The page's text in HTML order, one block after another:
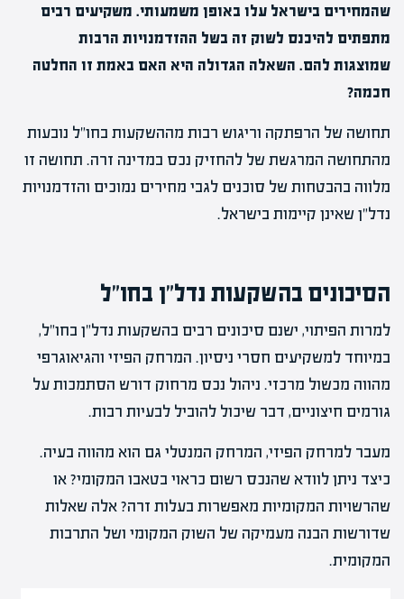
שהמחירים בישראל עלו באופן משמעותי. משקיעים רבים
מתפתים להיכנס לשוק זה בשל ההזדמנויות הרבות
שמוצגות להם. השאלה הגדולה היא האם באמת זו החלטה
חכמה?
תחושה של הרפתקה וריגוש רבות מההשקעות בחו"ל נובעות
מהתחושה המרגשת של להחזיק נכס במדינה זרה. תחושה זו
מלווה בהבטחות של סוכנים לגבי מחירים נמוכים והזדמנויות
נדל"ן שאינן קיימות בישראל.
הסיכונים בהשקעות נדל"ן בחו"ל
למרות הפיתוי, ישנם סיכונים רבים בהשקעות נדל"ן בחו"ל,
במיוחד למשקיעים חסרי ניסיון. המרחק הפיזי והגיאוגרפי
מהווה מכשול מרכזי. ניהול נכס מרחוק דורש הסתמכות על
גורמים חיצוניים, דבר שיכול להוביל לבעיות רבות.
מעבר למרחק הפיזי, המרחק המנטלי גם הוא מהווה בעיה.
כיצד ניתן לוודא שהנכס רשום כראוי בטאבו המקומי? או
שהרשויות המקומיות מאפשרות בעלות זרה? אלה שאלות
שדורשות הבנה מעמיקה של השוק המקומי ושל התרבות
המקומית.